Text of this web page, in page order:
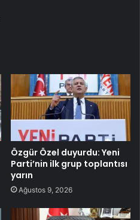
Özgür Özel duyurdu: Yeni
Parti’nin ilk grup toplantısı
yarın
Ağustos 9, 2026